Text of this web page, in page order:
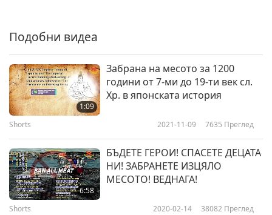
Подобни видеа
1:09
Забрана на месото за 1200
години от 7-ми до 19-ти век сл.
Хр. в японската история
Shorts 2021-11-09 7635 Преглед
6:58
БЪДЕТЕ ГЕРОИ! СПАСЕТЕ ДЕЦАТА
НИ! ЗАБРАНЕТЕ ИЗЦЯЛО
МЕСОТО! ВЕДНАГА!
Shorts 2020-02-14 38082 Преглед